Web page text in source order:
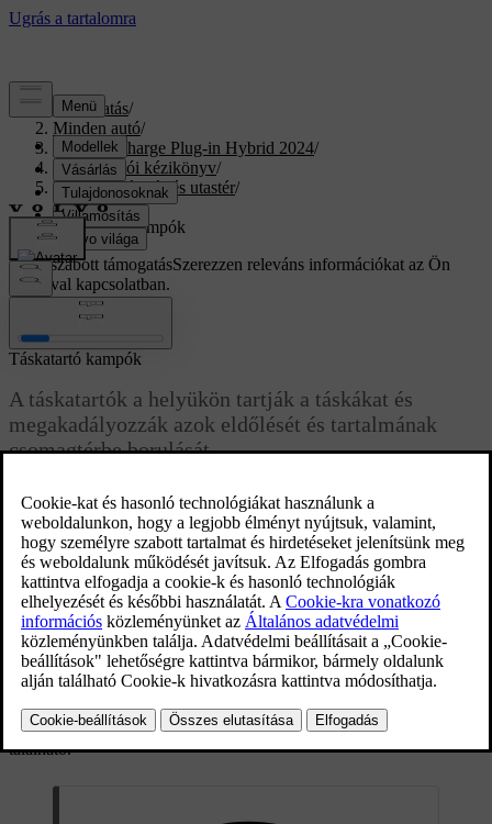
Támogatás/
Minden autó/
XC40 Recharge Plug-in Hybrid 2024/
Felhasználói kézikönyv/
Rakodás, tárolás és utastér/
Raktér/
Táskatartó kampók
Testreszabott támogatásSzerezzen releváns információkat az Ön
autójával kapcsolatban.
Bejelentkezés
Táskatartó kampók
A táskatartók a helyükön tartják a táskákat és
megakadályozzák azok eldőlését és tartalmának
csomagtérbe borulását.
Az oldalak mentén
Az oldalpanelben a csomagtér mindkét oldalán egy táskaakasztó
található.